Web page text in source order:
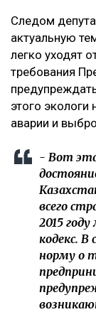
Следом
актуальную
легко уходят
требования
этого экологи
аварии и
- Вот
всего
2015
кодекс.
норму о